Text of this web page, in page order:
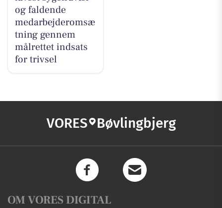
og faldende
medarbejderomsæ
tning gennem
målrettet indsats
for trivsel
VORES Bøvlingbjerg
OM VORES DIGITAL